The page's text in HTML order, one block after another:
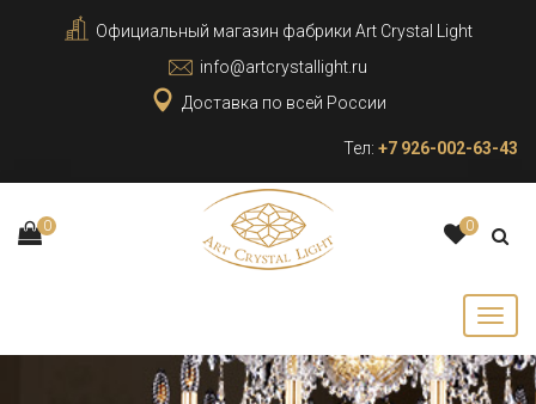
Официальный магазин фабрики Art Crystal Light
info@artcrystallight.ru
Доставка по всей России
Тел: +7 926-002-63-43
0 0